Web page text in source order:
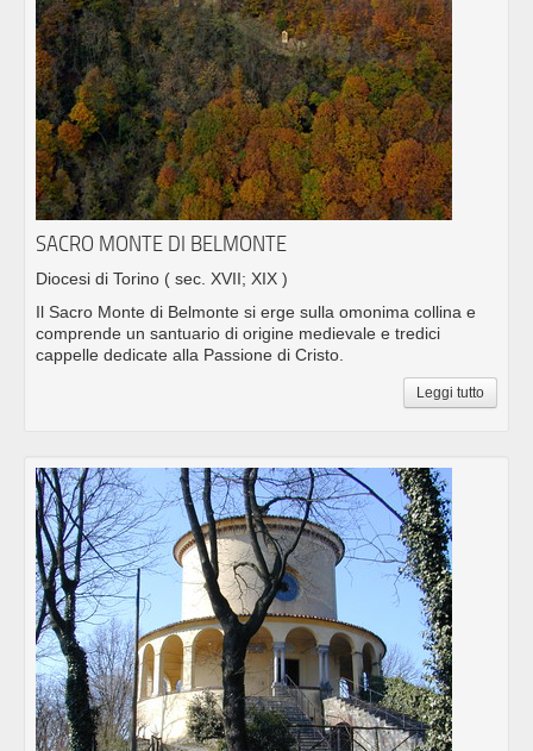
SACRO MONTE DI BELMONTE
Diocesi di Torino ( sec. XVII; XIX )
Il Sacro Monte di Belmonte si erge sulla omonima collina e
comprende un santuario di origine medievale e tredici
cappelle dedicate alla Passione di Cristo.
Leggi tutto